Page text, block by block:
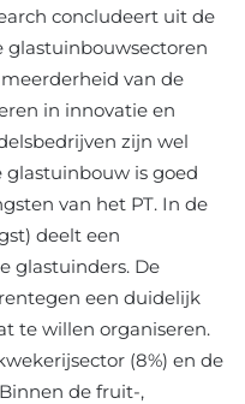
concludeert uit de
glastuinbouwsectoren
van de
in innovatie en
zijn wel
is goed
van het PT. In de
deelt een
glastuinders. De
een duidelijk
te willen organiseren.
(8%) en de
de fruit-,